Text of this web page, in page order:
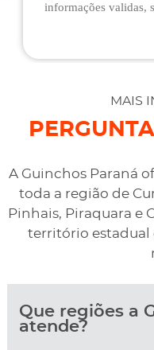
informações validas,
desviaram para uma
qualquer custo na
MAIS
A Guinchos Paraná
toda a região de
Pinhais, Piraquara e
território estadual
Que regiões a
atende?